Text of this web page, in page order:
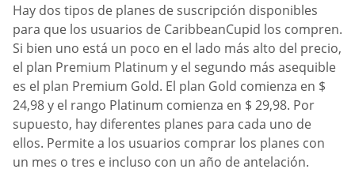
Hay dos tipos de planes de suscripción disponibles
para que los usuarios de CaribbeanCupid los compren.
Si bien uno está un poco en el lado más alto del precio,
el plan Premium Platinum y el segundo más asequible
es el plan Premium Gold. El plan Gold comienza en $
24,98 y el rango Platinum comienza en $ 29,98. Por
supuesto, hay diferentes planes para cada uno de
ellos. Permite a los usuarios comprar los planes con
un mes o tres e incluso con un año de antelación.